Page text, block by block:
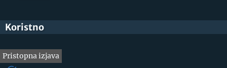
Koristno
Pristopna izjava